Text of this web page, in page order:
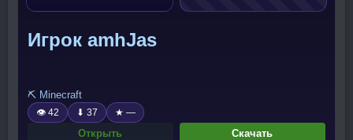
Игрок amhJas
⛏️ Minecraft
👁 42 ⬇ 37 ★ —
Открыть Скачать